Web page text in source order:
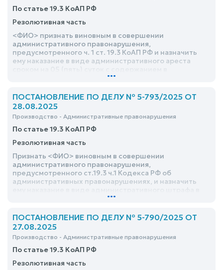
По статье 19.3 КоАП РФ
Резолютивная часть
<ФИО> признать виновным в совершении
административного правонарушения,
предусмотренного ч. 1 ст. 19.3 КоАП РФ и назначить
ему наказание в виде административного ареста
спецприемнике ЦИАЗ УМВД России по г. Курску или
час. 28 августа 2025 года
...
ПОСТАНОВЛЕНИЕ ПО ДЕЛУ № 5-793/2025 ОТ
28.08.2025
Производство - Административные правонарушения
По статье 19.3 КоАП РФ
Резолютивная часть
Признать <ФИО> виновным в совершении
административного правонарушения,
предусмотренного ст.19.3 ч.1 Кодекса РФ об
административных правонарушениях, и назначить
размере 2000 (две тысячи) рублей
...
ПОСТАНОВЛЕНИЕ ПО ДЕЛУ № 5-790/2025 ОТ
27.08.2025
Производство - Административные правонарушения
По статье 19.3 КоАП РФ
Резолютивная часть